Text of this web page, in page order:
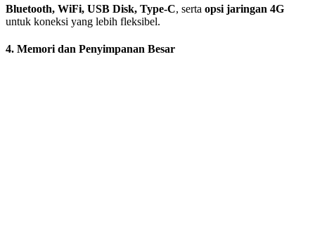
Bluetooth, WiFi, USB Disk, Type-C, serta opsi jaringan 4G
untuk koneksi yang lebih fleksibel.
4. Memori dan Penyimpanan Besar